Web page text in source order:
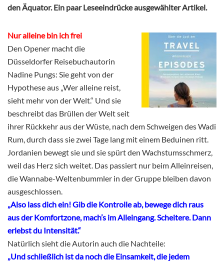
den Äquator. Ein paar Leseeindrücke ausgewählter Artikel.
Nur alleine bin ich frei
Den Opener macht die
Düsseldorfer Reisebuchautorin
Nadine Pungs: Sie geht von der
Hypothese aus „Wer alleine reist,
sieht mehr von der Welt.“ Und sie
beschreibt das Brüllen der Welt seit
ihrer Rückkehr aus der Wüste, nach dem Schweigen des Wadi
Rum, durch dass sie zwei Tage lang mit einem Beduinen ritt.
Jordanien bewegt sie und sie spürt den Wachstumsschmerz,
weil das Herz sich weitet. Das passiert nur beim Alleinreisen,
die Wannabe-Weltenbummler in der Gruppe bleiben davon
ausgeschlossen.
„Also lass dich ein! Gib die Kontrolle ab, bewege dich raus
aus der Komfortzone, mach’s im Alleingang. Scheitere. Dann
erlebst du Intensität.“
Natürlich sieht die Autorin auch die Nachteile:
„Und schließlich ist da noch die Einsamkeit, die jedem